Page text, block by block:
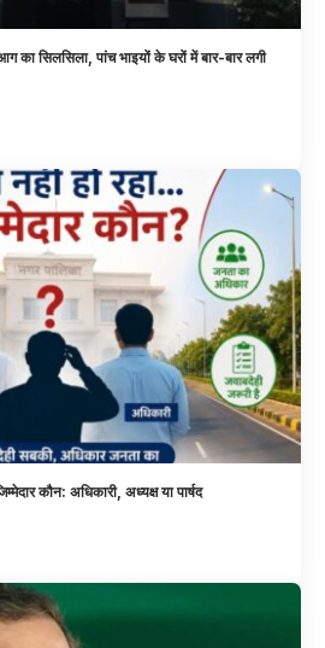
का सिलसिला, पांच भाइयों के घरों में बार-बार लगी
कौन: अधिकारी, अध्यक्ष या पार्षद